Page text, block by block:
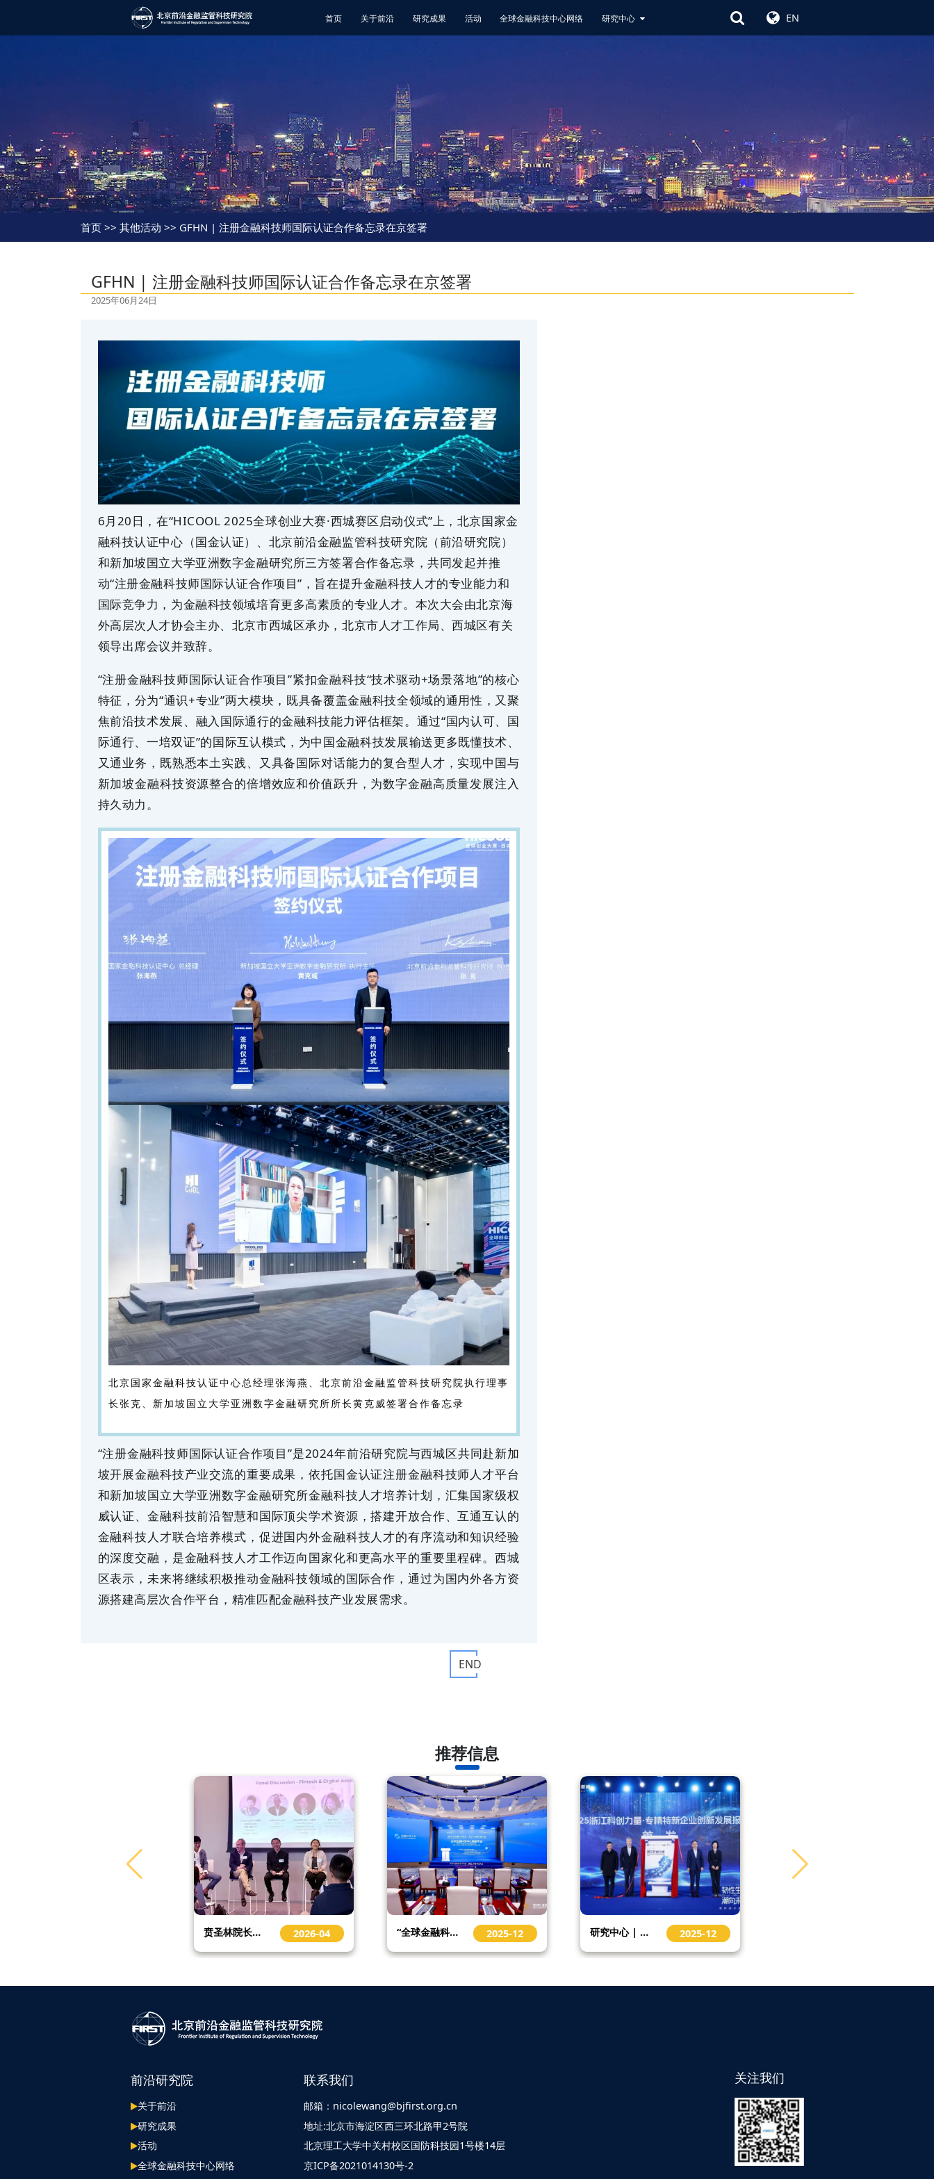
首页 关于前沿 研究成果 活动 全球金融科技中心网络 研究中心 EN
首页>> 其他活动 >> GFHN | 注册金融科技师国际认证合作备忘录在京签署
GFHN | 注册金融科技师国际认证合作备忘录在京签署
2025年06月24日
6月20日，在“HICOOL 2025全球创业大赛·西城赛区启动仪式”上，北京国家金
融科技认证中心（国金认证）、北京前沿金融监管科技研究院（前沿研究院）
和新加坡国立大学亚洲数字金融研究所三方签署合作备忘录，共同发起并推
动“注册金融科技师国际认证合作项目”，旨在提升金融科技人才的专业能力和
国际竞争力，为金融科技领域培育更多高素质的专业人才。本次大会由北京海
外高层次人才协会主办、北京市西城区承办，北京市人才工作局、西城区有关
领导出席会议并致辞。
“注册金融科技师国际认证合作项目”紧扣金融科技“技术驱动+场景落地”的核心
特征，分为“通识+专业”两大模块，既具备覆盖金融科技全领域的通用性，又聚
焦前沿技术发展、融入国际通行的金融科技能力评估框架。通过“国内认可、国
际通行、一培双证”的国际互认模式，为中国金融科技发展输送更多既懂技术、
又通业务，既熟悉本土实践、又具备国际对话能力的复合型人才，实现中国与
新加坡金融科技资源整合的倍增效应和价值跃升，为数字金融高质量发展注入
持久动力。
北京国家金融科技认证中心总经理张海燕、北京前沿金融监管科技研究院执行理事
长张克、新加坡国立大学亚洲数字金融研究所所长黄克威签署合作备忘录
“注册金融科技师国际认证合作项目”是2024年前沿研究院与西城区共同赴新加
坡开展金融科技产业交流的重要成果，依托国金认证注册金融科技师人才平台
和新加坡国立大学亚洲数字金融研究所金融科技人才培养计划，汇集国家级权
威认证、金融科技前沿智慧和国际顶尖学术资源，搭建开放合作、互通互认的
金融科技人才联合培养模式，促进国内外金融科技人才的有序流动和知识经验
的深度交融，是金融科技人才工作迈向国家化和更高水平的重要里程碑。西城
区表示，未来将继续积极推动金融科技领域的国际合作，通过为国内外各方资
源搭建高层次合作平台，精准匹配金融科技产业发展需求。
END
推荐信息
“全球金融科技中心网络年会”在2025金融街论坛年会金融科技大会上再度举办 2025-12 研究中心 | 专精特新企业创新发展报告发布！SADI Enterprises 2025-12 前沿研究院担任北京丽泽金融城合作发展理事会顾问团单位 2025-11
前沿研究院
关于前沿
研究成果
活动
全球金融科技中心网络
联系我们
邮箱：nicolewang@bjfirst.org.cn
地址:北京市海淀区西三环北路甲2号院
北京理工大学中关村校区国防科技园1号楼14层
京ICP备2021014130号-2
关注我们